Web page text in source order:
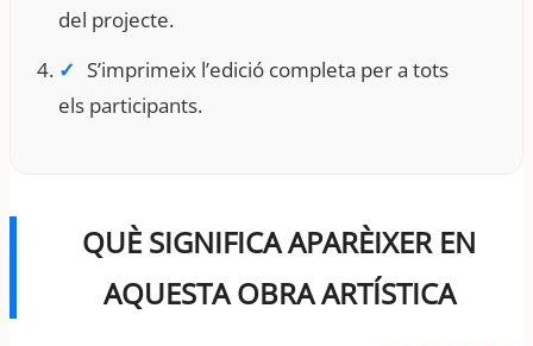
del projecte.
S’imprimeix l’edició completa per a tots
els participants.
QUÈ SIGNIFICA APARÈIXER EN
AQUESTA OBRA ARTÍSTICA